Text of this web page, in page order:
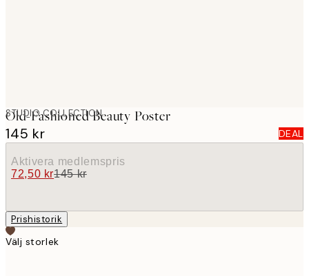
STUDIO COLLECTION
Old-Fashioned Beauty Poster
145 kr DEAL
Aktivera medlemspris
72,50 kr145 kr
Prishistorik
Välj storlek